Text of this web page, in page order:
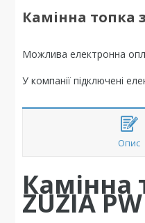
Камінна топка
У компанії підключені
Опис
Камінна
ZUZIA